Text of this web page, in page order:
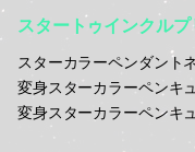
スタートゥインクル
スターカラーペンダント
変身スターカラーペンキ
変身スターカラーペンキ